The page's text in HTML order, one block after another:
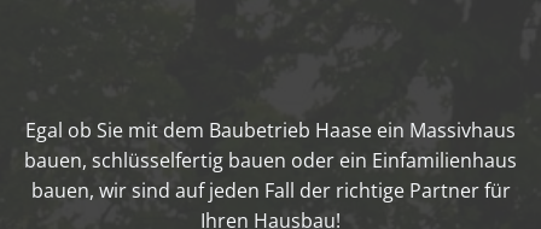
Egal ob Sie mit dem Baubetrieb Haase ein Massivhaus
bauen, schlüsselfertig bauen oder ein Einfamilienhaus
bauen, wir sind auf jeden Fall der richtige Partner für
Ihren Hausbau!